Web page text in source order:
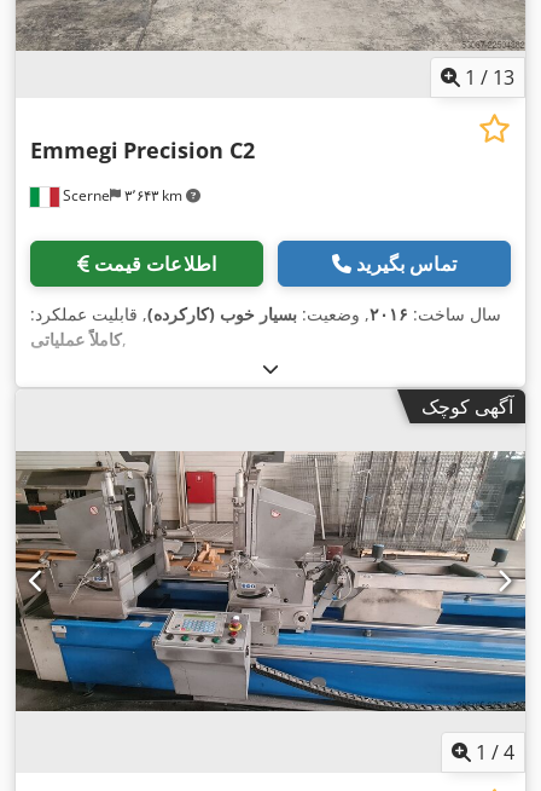
1 / 13
Scerne ۳٬۶۴۳ km
Emmegi Precision C2
اطلاعات قیمت تماس بگیرید
سال ساخت: ۲۰۱۶, وضعیت: بسیار خوب (کارکرده), قابلیت عملکرد:
کاملاً عملیاتی,
آگهی کوچک
1 /4